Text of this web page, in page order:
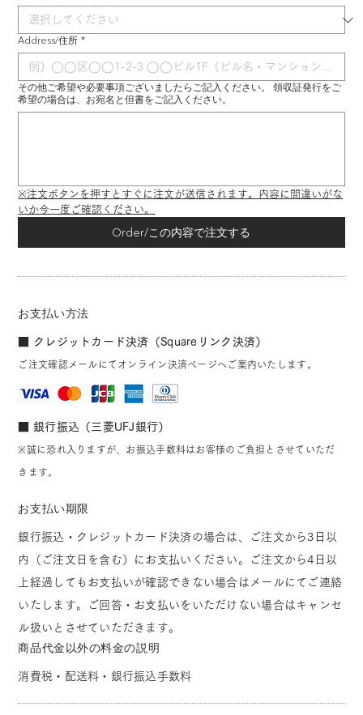
Address/住所 *
その他ご希望や必要事項ございましたらご記入ください。 領収証発行をご
希望の場合は、お宛名と但書をご記入ください。
※注文ボタンを押すとすぐに注文が送信されます。内容に間違いがな
いか今一度ご確認ください。
Order/この内容で注文する
お支払い方法
■ クレジットカード決済（Squareリンク決済）
ご注文確認メールにてオンライン決済ページへご案内いたします。
■ 銀行振込（三菱UFJ銀行）
※誠に恐れ入りますが、お振込手数料はお客様のご負担とさせていただ
きます。
お支払い期限
銀行振込・クレジットカード決済の場合は、ご注文から3日以
内（ご注文日を含む）にお支払いください。ご注文から4日以
上経過してもお支払いが確認できない場合はメールにてご連絡
いたします。ご回答・お支払いをいただけない場合はキャンセ
ル扱いとさせていただきます。
商品代金以外の料金の説明
消費税・配送料・銀行振込手数料